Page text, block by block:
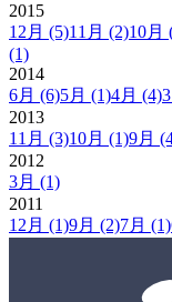
2015
12月 (5)11月 (2)10月
(1)
2014
6月 (6)5月 (1)4月 (4)
2013
11月 (3)10月 (1)9月
2012
3月 (1)
2011
12月 (1)9月 (2)7月 (1)